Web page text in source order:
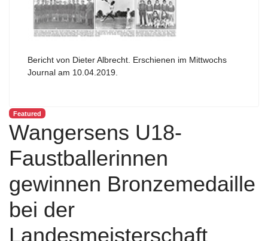
Bericht von Dieter Albrecht. Erschienen im Mittwochs
Journal am 10.04.2019.
Featured
Wangersens U18-
Faustballerinnen
gewinnen Bronzemedaille
bei der
Landesmeisterschaft